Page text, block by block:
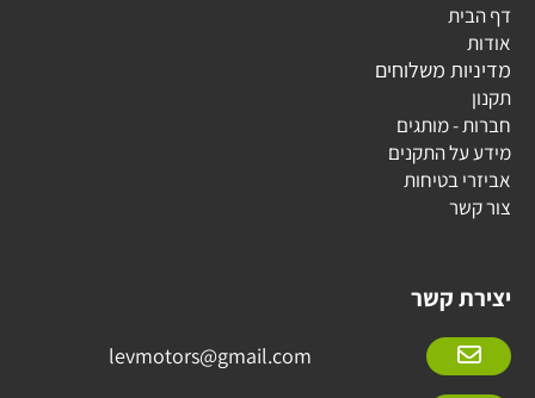
דף הבית
אודות
מדיניות משלוחים
תקנון
חברות - מותגים
מידע על התקנים
אביזרי בטיחות
צור קשר
יצירת קשר
levmotors@gmail.com